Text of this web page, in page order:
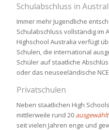
Schulabschluss in
Immer mehr Jugendliche
Schulabschluss vollständig im
Highschool Australia verfügt
Schulen, die international
Schüler auf staatliche
oder das neuseeländische
Privatschulen
Neben staatlichen High
mittlerweile rund 20
seit vielen Jahren enge und